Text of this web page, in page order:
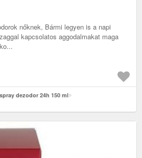
nőknek, Bármi legyen is a napi
kapcsolatos aggodalmakat maga
dezodor 24h 150 ml